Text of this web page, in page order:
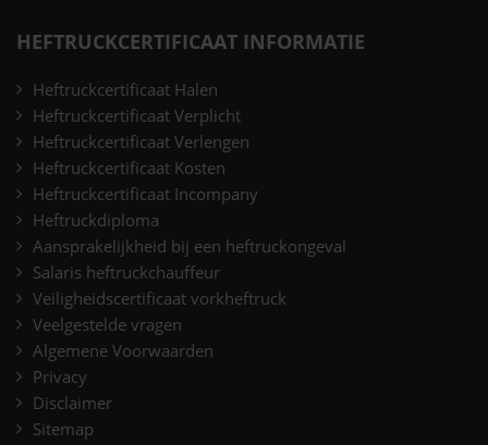
HEFTRUCKCERTIFICAAT INFORMATIE
Heftruckcertificaat Halen
Heftruckcertificaat Verplicht
Heftruckcertificaat Verlengen
Heftruckcertificaat Kosten
Heftruckcertificaat Incompany
Heftruckdiploma
Aansprakelijkheid bij een heftruckongeval
Salaris heftruckchauffeur
Veiligheidscertificaat vorkheftruck
Veelgestelde vragen
Algemene Voorwaarden
Privacy
Disclaimer
Sitemap